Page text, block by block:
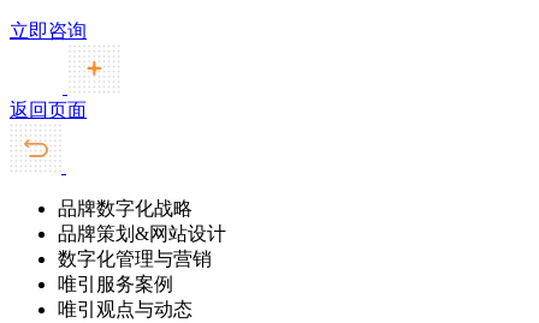
立即咨询
返回页面
品牌数字化战略
品牌策划&网站设计
数字化管理与营销
唯引服务案例
唯引观点与动态